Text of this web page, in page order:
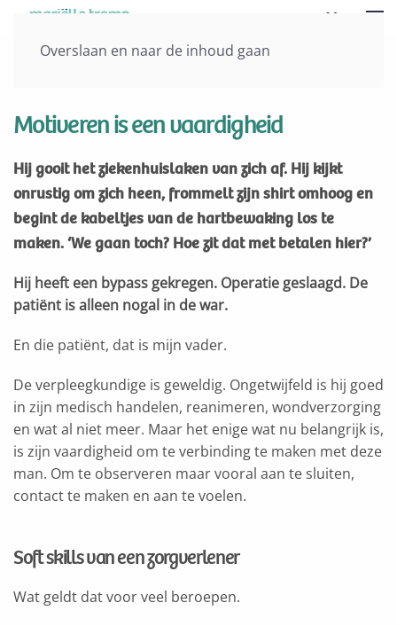
Overslaan en naar de inhoud gaan
Menu
Motiveren is een vaardigheid
Hij gooit het ziekenhuislaken van zich af. Hij kijkt
onrustig om zich heen, frommelt zijn shirt omhoog en
begint de kabeltjes van de hartbewaking los te
maken. ‘We gaan toch? Hoe zit dat met betalen hier?’
Hij heeft een bypass gekregen. Operatie geslaagd. De
patiënt is alleen nogal in de war.
En die patiënt, dat is mijn vader.
De verpleegkundige is geweldig. Ongetwijfeld is hij goed
in zijn medisch handelen, reanimeren, wondverzorging
en wat al niet meer. Maar het enige wat nu belangrijk is,
is zijn vaardigheid om te verbinding te maken met deze
man. Om te observeren maar vooral aan te sluiten,
contact te maken en aan te voelen.
Soft skills van een zorgverlener
Wat geldt dat voor veel beroepen.